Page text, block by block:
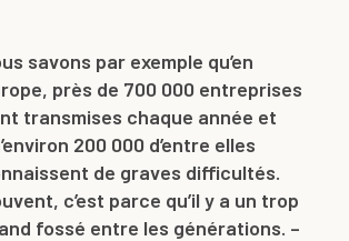
savons par exemple qu’en
près de 700 000 entreprises
transmises chaque année et
200 000 d’entre elles
de graves difficultés.
c’est parce qu’il y a un trop
fossé entre les générations. –